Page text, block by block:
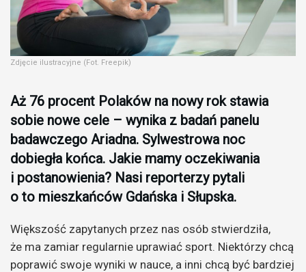
Zdjęcie ilustracyjne (Fot. Freepik)
Aż 76 procent Polaków na nowy rok stawia
sobie nowe cele – wynika z badań panelu
badawczego Ariadna. Sylwestrowa noc
dobiegła końca. Jakie mamy oczekiwania
i postanowienia? Nasi reporterzy pytali
o to mieszkańców Gdańska i Słupska.
Większość zapytanych przez nas osób stwierdziła,
że ma zamiar regularnie uprawiać sport. Niektórzy chcą
poprawić swoje wyniki w nauce, a inni chcą być bardziej